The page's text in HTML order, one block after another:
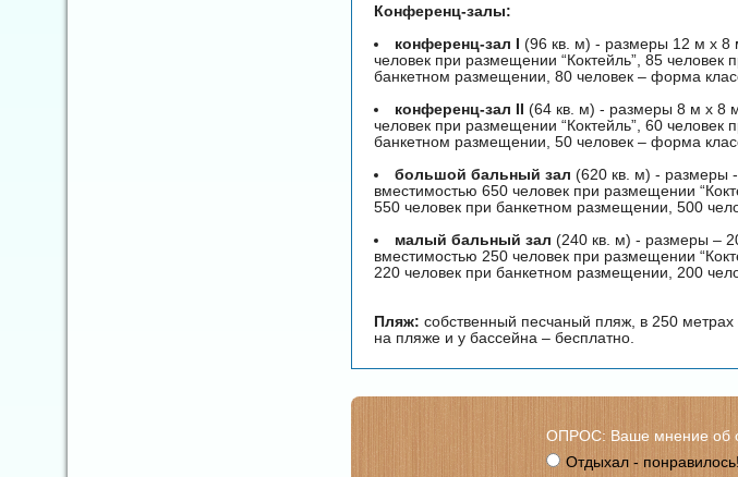
Конференц-залы:
конференц-зал I (96 кв. м) - размеры 12 м х 8
человек при размещении “Коктейль”, 85
банкетном размещении, 80 человек – форма
конференц-зал II (64 кв. м) - размеры 8 м х 8
человек при размещении “Коктейль”, 60
банкетном размещении, 50 человек – форма
большой бальный зал (620 кв. м) - размеры
вместимостью 650 человек при размещении
550 человек при банкетном размещении, 500
малый бальный зал (240 кв. м) - размеры –
вместимостью 250 человек при размещении
220 человек при банкетном размещении, 200
Пляж: собственный песчаный пляж, в 250
на пляже и у бассейна – бесплатно.
ОПРОС: Ваше мнение об
Отдыхал - понравилось!